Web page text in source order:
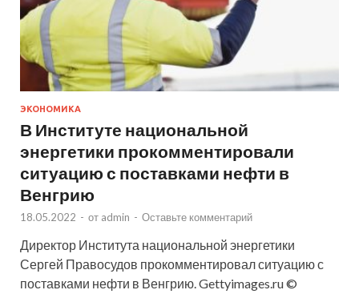
ЭКОНОМИКА
В Институте национальной
энергетики прокомментировали
ситуацию с поставками нефти в
Венгрию
18.05.2022 - от admin - Оставьте комментарий
Директор Института национальной энергетики
Сергей Правосудов прокомментировал ситуацию с
поставками нефти в Венгрию. Gettyimages.ru ©